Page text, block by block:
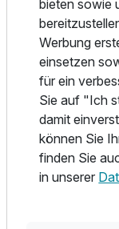
Bäderland
Unterfranken,
Kulisse
innovativen
Physio und
Unser Team –
indischen Kerala
Ihnen mehr
uns wird Sie
bieten sowie
Werbung
einsetzen
für ein
Sie auf "Ich
damit
können Sie
finden Sie
in unserer